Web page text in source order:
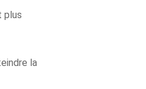
plus
la